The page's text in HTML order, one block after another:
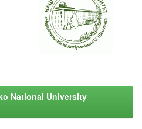
National University